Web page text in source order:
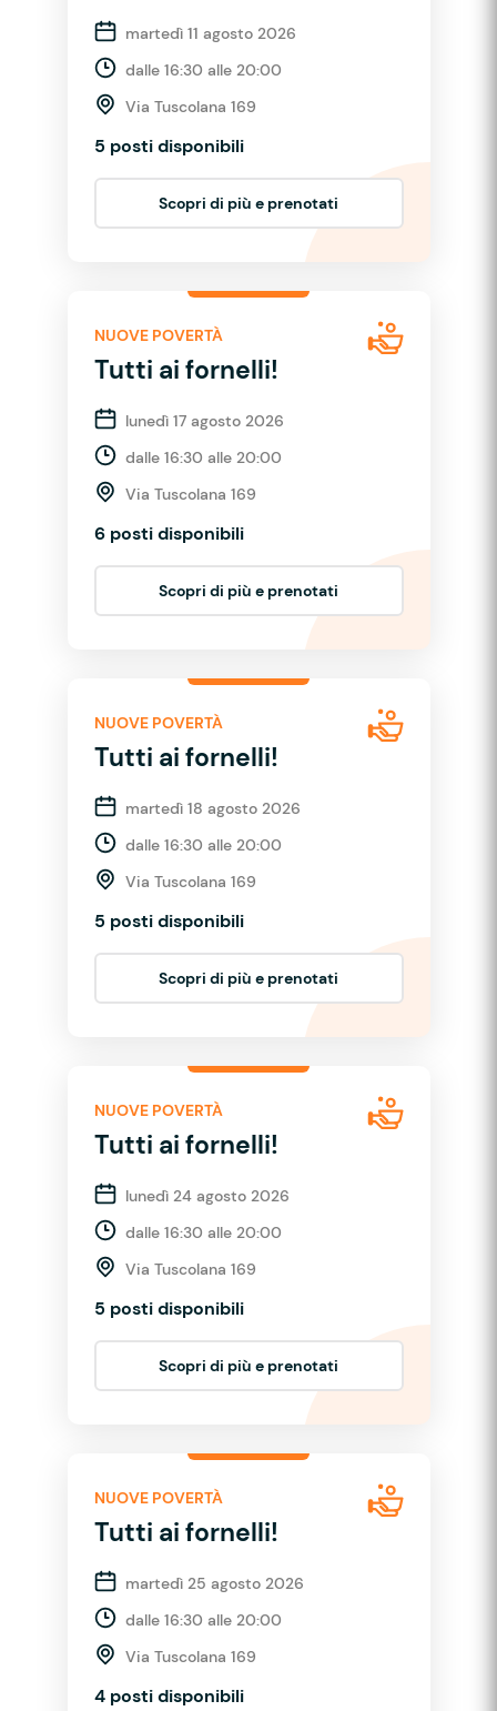
martedì 11 agosto 2026
dalle 16:30 alle 20:00
Via Tuscolana 169
5 posti disponibili
Scopri di più e prenotati
NUOVE POVERTÀ
Tutti ai fornelli!
lunedì 17 agosto 2026
dalle 16:30 alle 20:00
Via Tuscolana 169
6 posti disponibili
Scopri di più e prenotati
NUOVE POVERTÀ
Tutti ai fornelli!
martedì 18 agosto 2026
dalle 16:30 alle 20:00
Via Tuscolana 169
5 posti disponibili
Scopri di più e prenotati
NUOVE POVERTÀ
Tutti ai fornelli!
lunedì 24 agosto 2026
dalle 16:30 alle 20:00
Via Tuscolana 169
5 posti disponibili
Scopri di più e prenotati
NUOVE POVERTÀ
Tutti ai fornelli!
martedì 25 agosto 2026
dalle 16:30 alle 20:00
Via Tuscolana 169
4 posti disponibili